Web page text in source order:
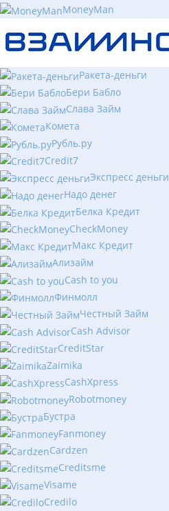
MoneyMan
Ракета-деньги
Бери Бабло
Слава Займ
Комета
Рубль.ру
Сredit7
Экспресс деньги
Надо денег
Белка Кредит
CheckMoney
Макс Кредит
Ализайм
Сash to you
Финмолл
Честный Займ
Cash Advisor
CreditStar
Zaimika
CashXpress
Robotmoney
Бустра
Fanmoney
Cardzen
Creditsme
Visame
Credilo